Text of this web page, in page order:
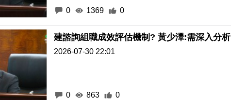
0 1369 0
建諮詢組職成效評估機制? 黃少澤:需深入分析
2026-07-30 22:01
0 863 0